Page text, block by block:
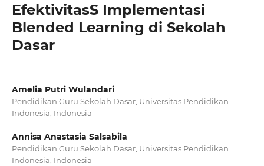
EfektivitasS Implementasi
Blended Learning di Sekolah
Dasar
Amelia Putri Wulandari
Pendidikan Guru Sekolah Dasar, Universitas Pendidikan
Indonesia, Indonesia
Annisa Anastasia Salsabila
Pendidikan Guru Sekolah Dasar, Universitas Pendidikan
Indonesia, Indonesia